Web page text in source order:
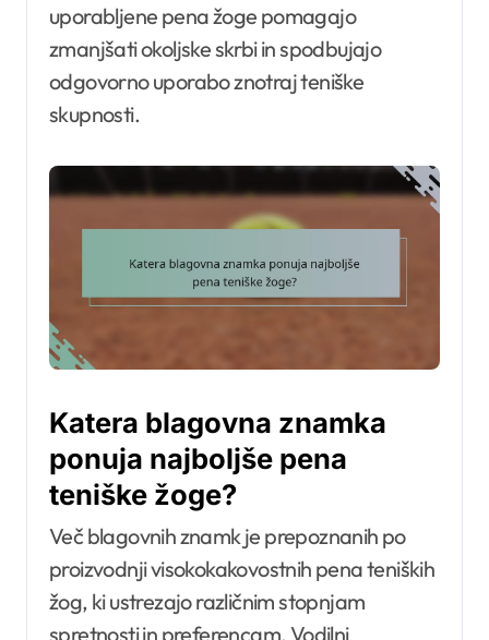
uporabljene pena žoge pomagajo
zmanjšati okoljske skrbi in spodbujajo
odgovorno uporabo znotraj teniške
skupnosti.
Katera blagovna znamka
ponuja najboljše pena
teniške žoge?
Več blagovnih znamk je prepoznanih po
proizvodnji visokokakovostnih pena teniških
žog, ki ustrezajo različnim stopnjam
spretnosti in preferencam. Vodilni